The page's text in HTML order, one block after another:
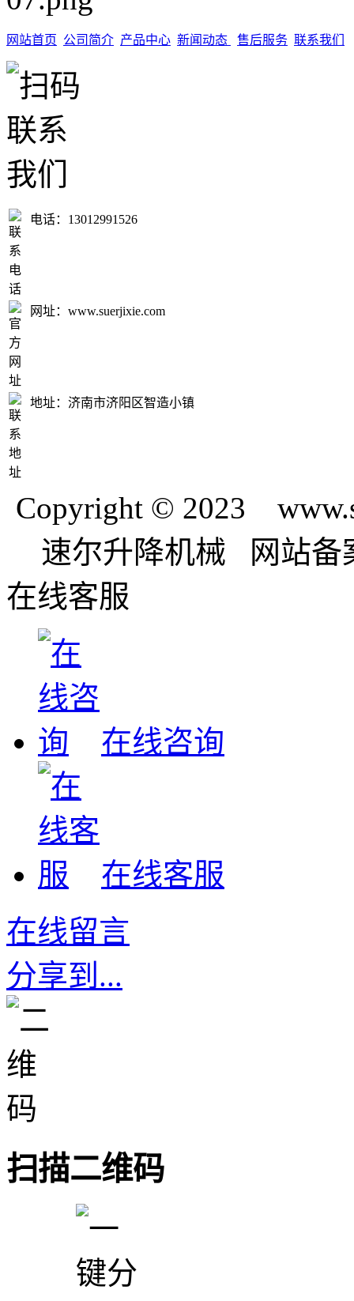
网站首页 公司简介 产品中心 新闻动态 售后服务 联系我们
电话：13012991526
网址：www.suerjixie.com
地址：济南市济阳区智造小镇
Copyright © 2023
速尔升降机械 网站备
在线客服
在线咨询
在线客服
在线留言
分享到...
扫描二维码